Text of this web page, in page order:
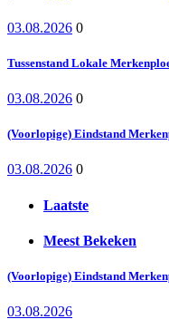
03.08.2026 0
Tussenstand Lokale
03.08.2026 0
(Voorlopige) Eindstand
03.08.2026 0
Laatste
Meest Bekeken
(Voorlopige) Eindstand
03.08.2026